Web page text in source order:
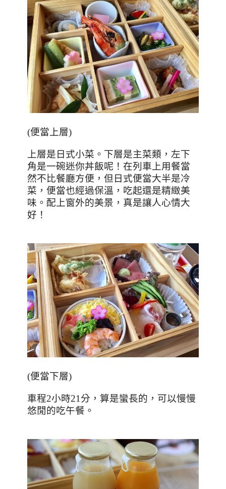
(便當上層)
上層是日式小菜。下層是主菜類，左下
角是一碗迷你丼飯呢！在列車上用餐當
然不比餐廳方便，但日式便當大半是冷
菜，便當也經過保溫，吃起還是精緻美
味。配上窗外的美景，真是讓人心情大
好！
(便當下層)
車程2小時21分，算是蠻長的，可以慢慢
悠閒的吃午餐。